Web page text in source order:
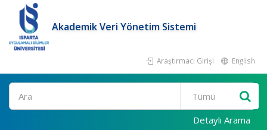
Akademik Veri Yönetim Sistemi
Araştırmacı Girişi English
Ara
Detaylı Arama